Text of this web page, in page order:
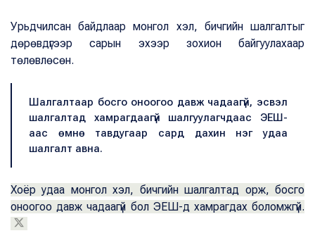
Урьдчилсан байдлаар монгол хэл, бичгийн шалгалтыг
дөрөвдүгээр сарын эхээр зохион байгуулахаар
төлөвлөсөн.
Шалгалтаар босго оноогоо давж чадаагүй, эсвэл
шалгалтад хамрагдаагүй шалгуулагчдаас ЭЕШ-
аас өмнө тавдугаар сард дахин нэг удаа
шалгалт авна.
Хоёр удаа монгол хэл, бичгийн шалгалтад орж, босго
оноогоо давж чадаагүй бол ЭЕШ-д хамрагдах боломжгүй.